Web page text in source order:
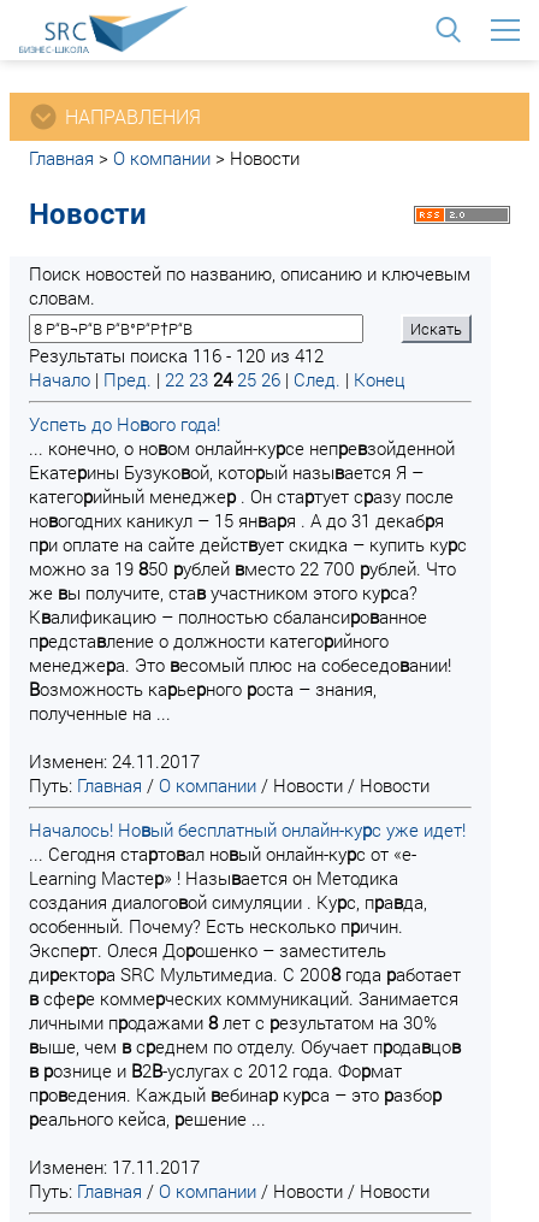
НАПРАВЛЕНИЯ
Главная > О компании > Новости
Новости
Поиск новостей по названию, описанию и ключевым
словам.
Результаты поиска 116 - 120 из 412
Начало | Пред. | 22 23 24 25 26 | След. | Конец
Успеть до Нового года!
... конечно, о новом онлайн-курсе непревзойденной
Екатерины Бузуковой, который называется Я –
категорийный менеджер. Он стартует сразу после
новогодних каникул – 15 января . А до 31 декабря
при оплате на сайте действует скидка – купить курс
можно за 19 850 рублей вместо 22 700 рублей. Что
же вы получите, ставучастником этого курса?
Квалификацию – полностью сбалансированное
представление о должности категорийного
менеджера. Это весомый плюс на собеседовании!
Возможность карьерного роста – знания,
полученные на ...
Изменен: 24.11.2017
Путь: Главная / О компании / Новости / Новости
Началось! Новый бесплатный онлайн-курс уже идет!
... Сегодня стартовал новый онлайн-курс от «e-
Learning Мастер» ! Называется он Методика
создания диалоговой симуляции . Курс, правда,
особенный. Почему? Есть несколько причин.
Эксперт. Олеся Дорошенко – заместитель
директора SRC Мультимедиа. С 2008года работает
всфере коммерческих коммуникаций. Занимается
личными продажами 8лет с результатом на 30%
выше, чем всреднем по отделу. Обучает продавцов
в рознице и В2В-услугах с 2012 года. Формат
проведения. Каждый вебинаркурса – это разбор
реального кейса, решение ...
Изменен: 17.11.2017
Путь: Главная / О компании / Новости / Новости